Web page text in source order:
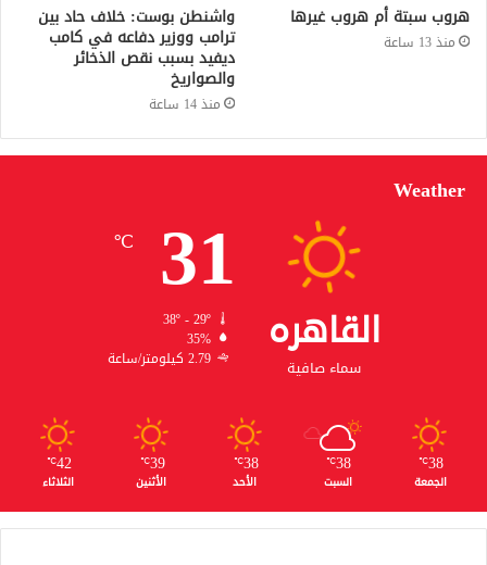
هروب سبتة أم هروب غيرها
منذ 13 ساعة
واشنطن بوست: خلاف حاد بين
ترامب ووزير دفاعه في كامب
ديفيد بسبب نقص الذخائر
والصواريخ
منذ 14 ساعة
Weather
القاهره
سماء صافية
31
℃
38º - 29º
35%
2.79 كيلومتر/ساعة
38
℃
الجمعة
38
℃
السبت
38
℃
الأحد
39
℃
الأثنين
42
℃
الثلاثاء